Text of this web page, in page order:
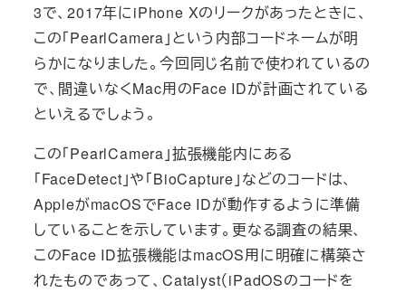
3で、2017年にiPhone Xのリークがあったときに、
この「PearlCamera」という内部コードネームが明
らかになりました。今回同じ名前で使われているの
で、間違いなくMac用のFace IDが計画されている
といえるでしょう。
この「PearlCamera」拡張機能内にある
「FaceDetect」や「BioCapture」などのコードは、
AppleがmacOSでFace IDが動作するように準備
していることを示しています。更なる調査の結果、
このFace ID拡張機能はmacOS用に明確に構築さ
れたものであって、Catalyst（iPadOSのコードを